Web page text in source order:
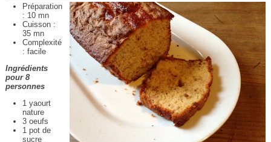
Préparation
: 10 mn
Cuisson :
35 mn
Complexité
: facile
Ingrédients
pour 8
personnes
1 yaourt
nature
3 oeufs
1 pot de
sucre